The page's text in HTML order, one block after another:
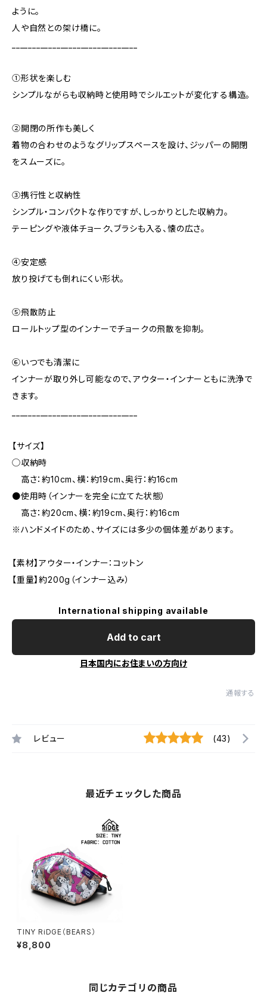
ように。
人や自然との架け橋に。
①形状を楽しむ
シンプルながらも収納時と使用時でシルエットが変化する構造。
②開閉の所作も美しく
着物の合わせのようなグリップスペースを設け、ジッパーの開閉
をスムーズに。
③携行性と収納性
シンプル・コンパクトな作りですが、しっかりとした収納力。
テーピングや液体チョーク、ブラシも入る、懐の広さ。
④安定感
放り投げても倒れにくい形状。
⑤飛散防止
ロールトップ型のインナーでチョークの飛散を抑制。
⑥いつでも清潔に
インナーが取り外し可能なので、アウター・インナーともに洗浄で
きます。
【サイズ】
◯収納時
高さ：約10cm、横：約19cm、奥行：約16cm
●使用時（インナーを完全に立てた状態）
高さ：約20cm、横：約19cm、奥行：約16cm
※ハンドメイドのため、サイズには多少の個体差があります。
【素材】アウター・インナー：コットン
【重量】約200g（インナー込み）
International shipping available
Add to cart
日本国内にお住まいの方向け
通報する
レビュー (43)
最近チェックした商品
TINY RiDGE（BEARS）
¥8,800
同じカテゴリの商品